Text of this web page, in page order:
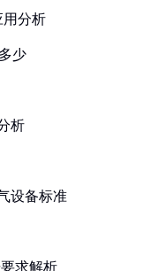
用分析
少
析
设备标准
求解析